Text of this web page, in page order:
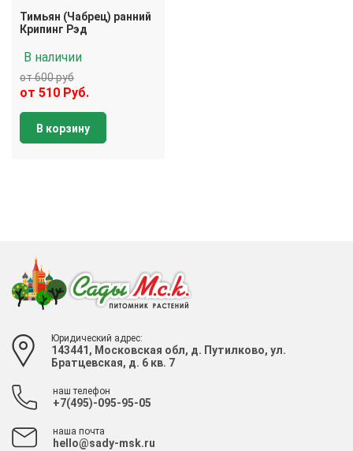
Тимьян (Чабрец) ранний
Крипинг Рэд
В наличии
от 600 руб
от 510 Руб.
В корзину
Юридический адрес:
143441, Московская обл, д. Путилково, ул.
Братцевская, д. 6 кв. 7
наш телефон
+7(495)-095-95-05
наша почта
hello@sady-msk.ru